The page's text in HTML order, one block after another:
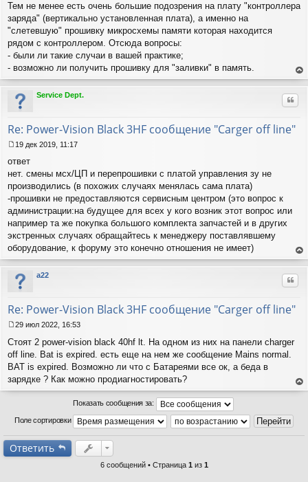
е
Тем не менее есть очень большие подозрения на плату "контроллера
заряда" (вертикально установленная плата), а именно на
"слетевшую" прошивку микросхемы памяти которая находится
рядом с контроллером. Отсюда вопросы:
- были ли такие случаи в вашей практике;
- возможно ли получить прошивку для "заливки" в память.
ер
Service Dept.
Re: Power-Vision Black 3HF сообщение "Carger off line"
о
о
б
е
н
и
е
19 дек 2019, 11:17
ответ
нет. смены мсх/ЦП и перепрошивки с платой управления зу не
производились (в похожих случаях менялась сама плата)
-прошивки не предоставляются сервисным центром (это вопрос к
администрации:на будущее для всех у кого возник этот вопрос или
например та же покупка большого комплекта запчастей и в других
экстренных случаях обращайтесь к менеджеру поставлявшему
оборудование, к форуму это конечно отношения не имеет)
ер
a22
Re: Power-Vision Black 3HF сообщение "Carger off line"
о
о
б
е
н
29 июл 2022, 16:53
Стоят 2 power-vision black 40hf lt. На одном из них на панели charger
off line. Bat is expired. есть еще на нем же сообщение Mains normal.
BAT is expired. Возможно ли что с Батареями все ок, а беда в
зарядке ? Как можно продиагностировать?
ер
Показать сообщения за:
Поле сортировки
Ответить
6 сообщений • Страница 1 из 1